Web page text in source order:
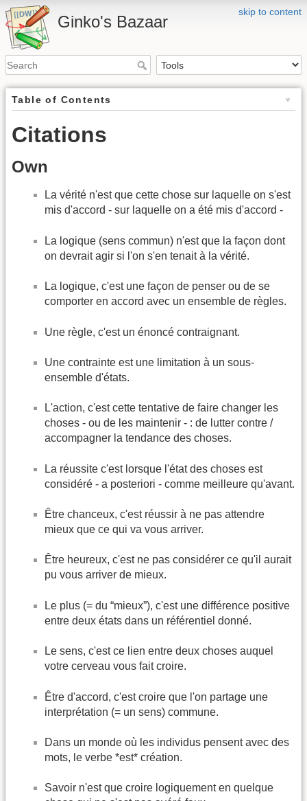
skip to content
Ginko's Bazaar
Table of Contents
Citations
Own
La vérité n'est que cette chose sur laquelle on s'est
mis d'accord - sur laquelle on a été mis d'accord -
La logique (sens commun) n'est que la façon dont
on devrait agir si l'on s'en tenait à la vérité.
La logique, c'est une façon de penser ou de se
comporter en accord avec un ensemble de règles.
Une règle, c'est un énoncé contraignant.
Une contrainte est une limitation à un sous-
ensemble d'états.
L'action, c'est cette tentative de faire changer les
choses - ou de les maintenir - : de lutter contre /
accompagner la tendance des choses.
La réussite c'est lorsque l'état des choses est
considéré - a posteriori - comme meilleure qu'avant.
Être chanceux, c'est réussir à ne pas attendre
mieux que ce qui va vous arriver.
Être heureux, c'est ne pas considérer ce qu'il aurait
pu vous arriver de mieux.
Le plus (= du “mieux”), c'est une différence positive
entre deux états dans un référentiel donné.
Le sens, c'est ce lien entre deux choses auquel
votre cerveau vous fait croire.
Être d'accord, c'est croire que l'on partage une
interprétation (= un sens) commune.
Dans un monde où les individus pensent avec des
mots, le verbe *est* création.
Savoir n'est que croire logiquement en quelque